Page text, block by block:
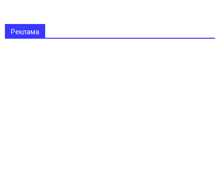
Реклама